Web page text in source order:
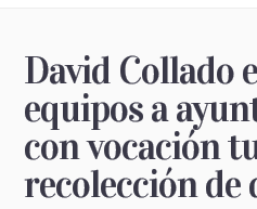
David Collado
equipos a
con vocación
recolección de